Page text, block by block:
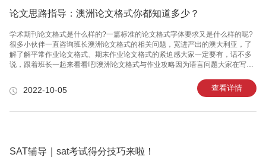
论文思路指导：澳洲论文格式你都知道多少？
学术期刊论文格式是什么样的?一篇标准的论文格式字体要求又是什么样的呢?
很多小伙伴一直咨询班长澳洲论文格式的相关问题，宽进严出的澳大利亚，了
解了解平常作业论文格式、期末作业论文格式的紧迫感大家一定要有，话不多
说，跟着班长一起来看看吧!​​​​​​​澳洲论文格式与作业攻略因为语言问题大家在写符
因为词汇量积累不足，还因为平时缺少练习，同学们可以读英文小说、看没有
中文字幕的节目，不断学习新的句式和词语，并在写作时用上。在大家积累了
2022-10-05 查看详情
SAT辅导｜sat考试得分技巧来啦！